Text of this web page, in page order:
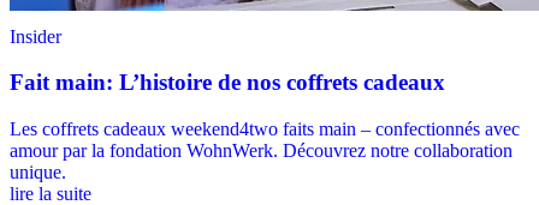
Insider
Fait main: L’histoire de nos coffrets cadeaux
Les coffrets cadeaux weekend4two faits main – confectionnés avec
amour par la fondation WohnWerk. Découvrez notre collaboration
unique.
lire la suite